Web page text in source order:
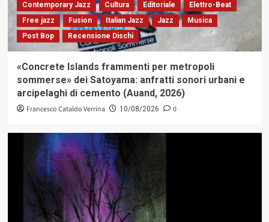
Contemporary Jazz Cultura Editoriale
Elettro-Beat
Free jazz
Fusion Italian Jazz Jazz
Musica
Post Bop
Recensione Dischi
«Concrete Islands frammenti per metropoli
sommerse» dei Satoyama: anfratti sonori urbani e
arcipelaghi di cemento (Auand, 2026)
Francesco Cataldo Verrina 10/08/2026 0